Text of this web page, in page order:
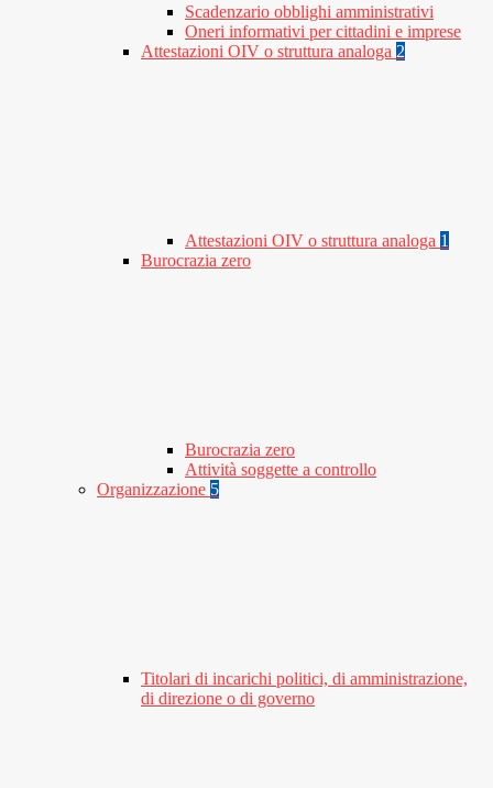
Scadenzario obblighi amministrativi
Oneri informativi per cittadini e imprese
Attestazioni OIV o struttura analoga 2
Attestazioni OIV o struttura analoga 1
Burocrazia zero
Burocrazia zero
Attività soggette a controllo
Organizzazione 5
Titolari di incarichi politici, di amministrazione,
di direzione o di governo